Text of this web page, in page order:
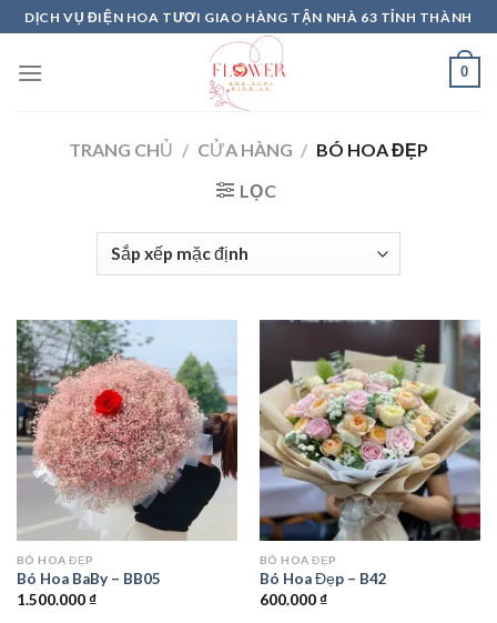
Skip
to
content
DỊCH VỤ ĐIỆN HOA TƯƠI GIAO HÀNG TẬN NHÀ 63 TỈNH THÀNH
0
TRANG CHỦ / CỬA HÀNG / BÓ HOA ĐẸP
LỌC
BÓ HOA ĐẸP
Bó Hoa BaBy – BB05
1.500.000₫
BÓ HOA ĐẸP
Bó Hoa Đẹp – B42
600.000₫